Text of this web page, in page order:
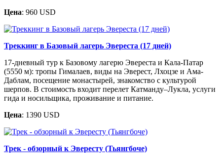
Цена: 960 USD
Треккинг в Базовый лагерь Эвереста (17 дней)
17-дневный тур к Базовому лагерю Эвереста и Кала-Патар
(5550 м): тропы Гималаев, виды на Эверест, Лхоцзе и Ама-
Даблам, посещение монастырей, знакомство с культурой
шерпов. В стоимость входит перелет Катманду–Лукла, услуги
гида и носильщика, проживание и питание.
Цена: 1390 USD
Трек - обзорный к Эвересту (Тьянгбоче)